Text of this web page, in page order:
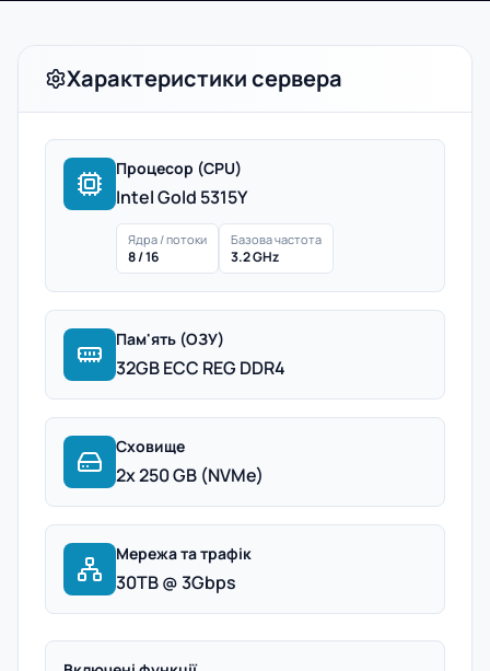
Характеристики сервера
Процесор (CPU)
Intel Gold 5315Y
Ядра / потоки
8 / 16
Базова частота
3.2 GHz
Пам'ять (ОЗУ)
32GB ECC REG DDR4
Сховище
2x 250 GB (NVMe)
Мережа та трафік
30TB @ 3Gbps